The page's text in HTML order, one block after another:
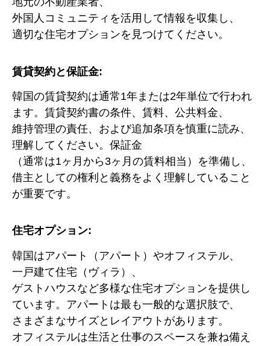
外国人コミュニティを活用して情報を収集し、
適切な住宅オプションを見つけてください。
賃貸契約と保証金:
韓国の賃貸契約は通常1年または2年単位で行われ
ます。賃貸契約書の条件、賃料、公共料金、
維持管理の責任、および追加条項を慎重に読み、
理解してください。保証金
（通常は1ヶ月から3ヶ月の賃料相当）を準備し、
借主としての権利と義務をよく理解していること
が重要です。
住宅オプション:
韓国はアパート（アパート）やオフィステル、
一戸建て住宅（ヴィラ）、
ゲストハウスなど多様な住宅オプションを提供し
ています。アパートは最も一般的な選択肢で、
さまざまなサイズとレイアウトがあります。
オフィステルは生活と仕事のスペースを兼ね備え